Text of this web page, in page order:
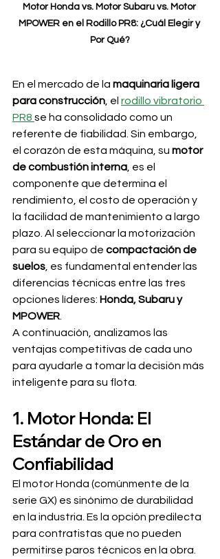
Motor Honda vs. Motor Subaru vs. Motor
MPOWER en el Rodillo PR8: ¿Cuál Elegir y
Por Qué?
En el mercado de la maquinaria ligera
para construcción , el rodillo vibratorio
PR8 se ha consolidado como un
referente de fiabilidad. Sin embargo,
el corazón de esta máquina, su motor
de combustión interna , es el
componente que determina el
rendimiento, el costo de operación y
la facilidad de mantenimiento a largo
plazo. Al seleccionar la motorización
para su equipo de compactación de
suelos , es fundamental entender las
diferencias técnicas entre las tres
opciones líderes: Honda, Subaru y
MPOWER
A continuación, analizamos las
ventajas competitivas de cada uno
para ayudarle a tomar la decisión más
inteligente para su flota.
1. Motor Honda: El
Estándar de Oro en
Confiabilidad
El motor Honda (comúnmente de la
serie GX) es sinónimo de durabilidad
en la industria. Es la opción predilecta
para contratistas que no pueden
permitirse paros técnicos en la obra.